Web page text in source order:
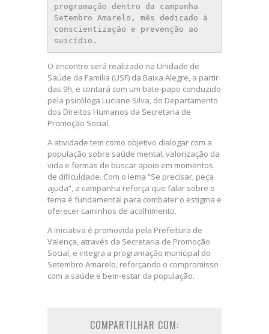
programação dentro da campanha
Setembro Amarelo, mês dedicado à
conscientização e prevenção ao
suicídio.
O encontro será realizado na Unidade de
Saúde da Família (USF) da Baixa Alegre, a partir
das 9h, e contará com um bate-papo conduzido
pela psicóloga Luciane Silva, do Departamento
dos Direitos Humanos da Secretaria de
Promoção Social.
A atividade tem como objetivo dialogar com a
população sobre saúde mental, valorização da
vida e formas de buscar apoio em momentos
de dificuldade. Com o lema “Se precisar, peça
ajuda”, a campanha reforça que falar sobre o
tema é fundamental para combater o estigma e
oferecer caminhos de acolhimento.
A iniciativa é promovida pela Prefeitura de
Valença, através da Secretaria de Promoção
Social, e integra a programação municipal do
Setembro Amarelo, reforçando o compromisso
com a saúde e bem-estar da população.
COMPARTILHAR COM: